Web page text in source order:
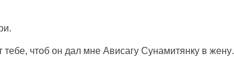
.
тебе, чтоб он далмне Ависагу Сунамитянкув жену.